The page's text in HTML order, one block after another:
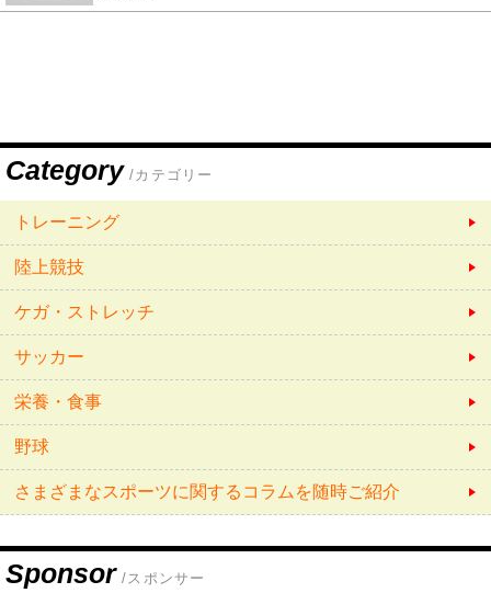
Category /カテゴリー
トレーニング
陸上競技
ケガ・ストレッチ
サッカー
栄養・食事
野球
さまざまなスポーツに関するコラムを随時ご紹介
Sponsor /スポンサー